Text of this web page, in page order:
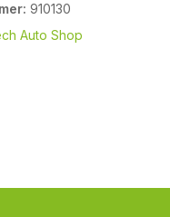
910130
Auto Shop